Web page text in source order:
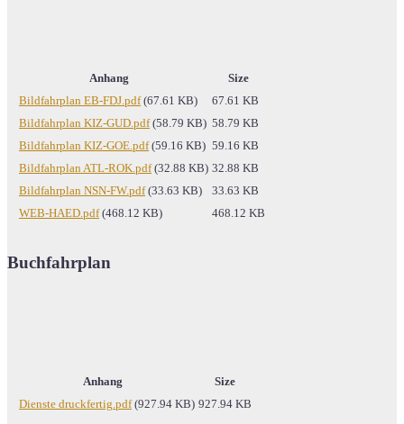
Anhang
Size
Bildfahrplan EB-FDJ.pdf (67.61 KB)
67.61 KB
Bildfahrplan KIZ-GUD.pdf (58.79 KB) 58.79 KB
Bildfahrplan KIZ-GOE.pdf (59.16 KB) 59.16 KB
Bildfahrplan ATL-ROK.pdf (32.88 KB) 32.88 KB
Bildfahrplan NSN-FW.pdf (33.63 KB)
33.63 KB
WEB-HAED.pdf (468.12 KB) 468.12 KB
Buchfahrplan
Anhang
Size
Dienste druckfertig.pdf (927.94 KB) 927.94 KB